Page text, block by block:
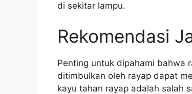
di sekitar lampu.
Rekomendasi
Penting untuk dipahami bahwa
ditimbulkan oleh rayap dapat
kayu tahan rayap adalah salah